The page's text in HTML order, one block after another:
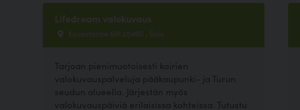
Lifedream valokuvaus
Kavastontie 691 25460 , Salo
Tarjoan pienimuotoisesti koirien
valokuvauspalveluja pääkaupunki- ja Turun
seudun alueella. Järjestän myös
valokuvauspäiviä erilaisissa kohteissa. Tutustu